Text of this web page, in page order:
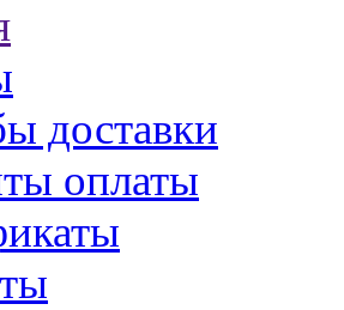
доставки
оплаты